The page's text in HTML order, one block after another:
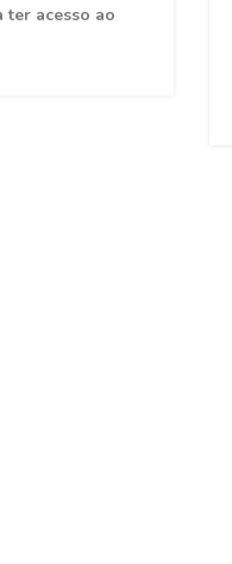
ter acesso ao